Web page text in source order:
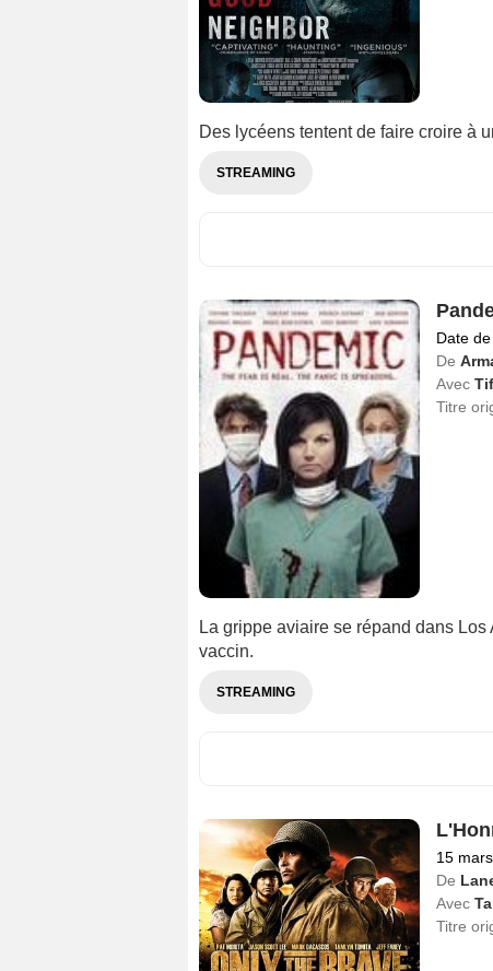
Des lycéens tentent de faire croire à
STREAMING
Date
De
Avec
Titre
La grippe aviaire se répand dans
vaccin.
STREAMING
15
De
Avec
Titre